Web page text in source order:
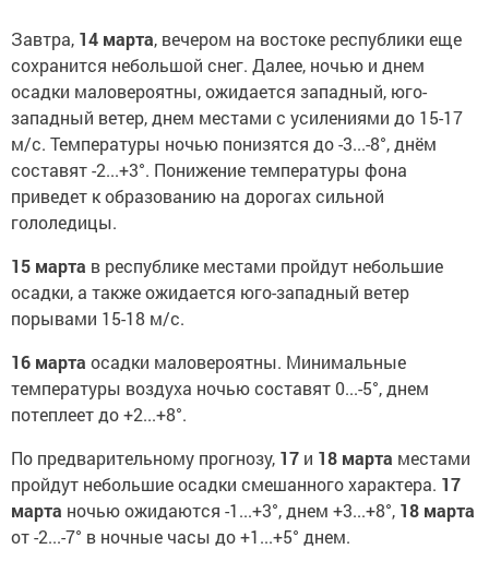
Завтра, 14 марта, вечером на востоке республики еще
сохранится небольшой снег. Далее, ночью и днем
осадки маловероятны, ожидается западный, юго-
западный ветер, днем местами с усилениями до 15-17
м/с. Температуры ночью понизятся до -3...-8°, днём
составят -2...+3°. Понижение температуры фона
приведет к образованию на дорогах сильной
гололедицы.
15 марта в республике местами пройдут небольшие
осадки, а также ожидается юго-западный ветер
порывами 15-18 м/с.
16 марта осадки маловероятны. Минимальные
температуры воздуха ночью составят 0...-5°, днем
потеплеет до +2...+8°.
По предварительному прогнозу, 17 и 18 марта местами
пройдут небольшие осадки смешанного характера. 17
марта ночью ожидаются -1...+3°, днем +3...+8°, 18 марта
от -2...-7° в ночные часы до +1...+5° днем.